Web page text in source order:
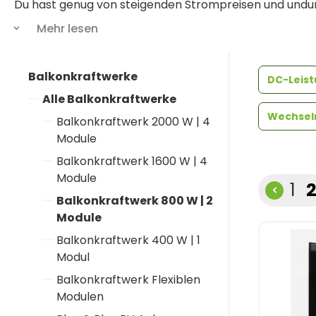
Du hast genug von steigenden Strompreisen und
Balkonkraftwerk 800 Watt von Tepto machst du dich
für mehr Freiheit. Unsere Mini
und
effizient wie möglich zu machen – ohne
Mehr lesen
Balkonkraftwerke
Alle Balkonkraftwerke
Balkonkraftwerk 2000 W | 4
Module
Balkonkraftwerk 1600 W | 4
Module
Balkonkraftwerk 800 W | 2
Module
Balkonkraftwerk 400 W | 1
Modul
Balkonkraftwerk Flexiblen
Modulen
DC-
1 2